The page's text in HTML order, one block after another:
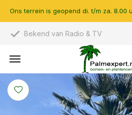
Scherpe prijzen & eigen import